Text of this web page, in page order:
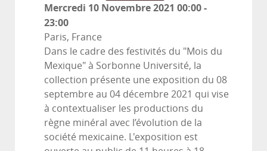
Mercredi 10 Novembre 2021 00:00-
23:00
Paris, France
Dans le cadre des festivités du "Mois du
Mexique" à Sorbonne Université, la
collection présente une exposition du 08
septembre au 04 décembre 2021 qui vise
à contextualiser les productions du
règne minéral avec l’évolution de la
société mexicaine. L'exposition est